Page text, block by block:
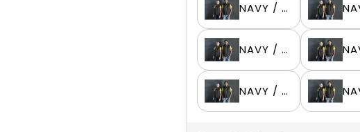
NAVY / KELLY GREEN
NAVY / RED
NAVY / SILVER